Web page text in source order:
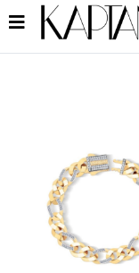
Filtrele